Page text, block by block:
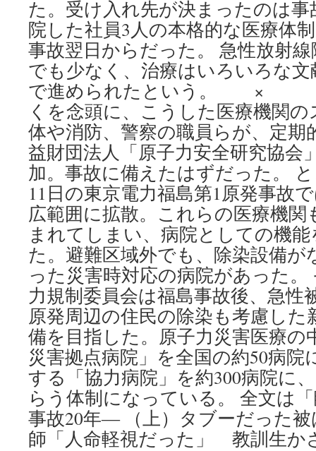
た。受け入れ先が決まったのは事
院した社員3人の本格的な医療体
事故翌日からだった。 急性放射
でも少なく、治療はいろいろな
で進められたという。 × ×
くを念頭に、こうした医療機関
体や消防、警察の職員らが、定期
益財団法人「原子力安全研究協会
加。事故に備えたはずだった。
11日の東京電力福島第1原発事故
広範囲に拡散。これらの医療機関
まれてしまい、病院としての機
た。避難区域外でも、除染設備が
った災害時対応の病院があった
力規制委員会は福島事故後、急性
原発周辺の住民の除染も考慮した
備を目指した。原子力災害医療の
災害拠点病院」を全国の約50病院
する「協力病院」を約300病院に
らう体制になっている。 全文は
事故20年― （上）タブーだった
師「人命軽視だった」 教訓生か